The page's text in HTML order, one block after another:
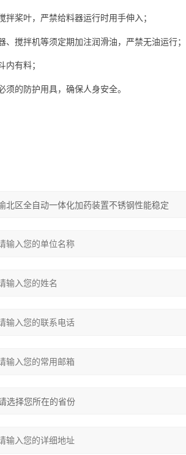
拌桨叶，严禁给料器运行时用手伸入；
、搅拌机等须定期加注润滑油，严禁无油运行；
内有料；
须的防护用具，确保人身安全。